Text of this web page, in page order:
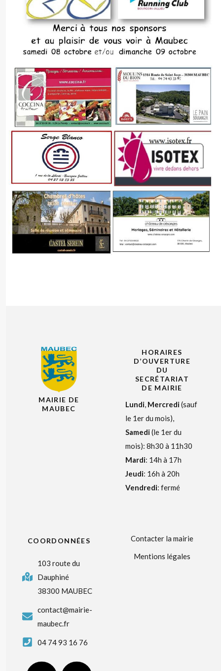
MAIRIE DE
MAUBEC
HORAIRES
D’OUVERTURE
DU
SECRÉTARIAT
DE MAIRIE
Lundi, Mercredi(sauf
le 1er du mois),
Samedi(le 1er du
mois): 8h30 à 11h30
Mardi: 14h à 17h
Jeudi: 16h à 20h
Vendredi: fermé
COORDONNÉES
103 route du
Dauphiné
38300 MAUBEC
contact@mairie-
maubec.fr
04 74 93 16 76
Contacter la mairie
Mentions légales